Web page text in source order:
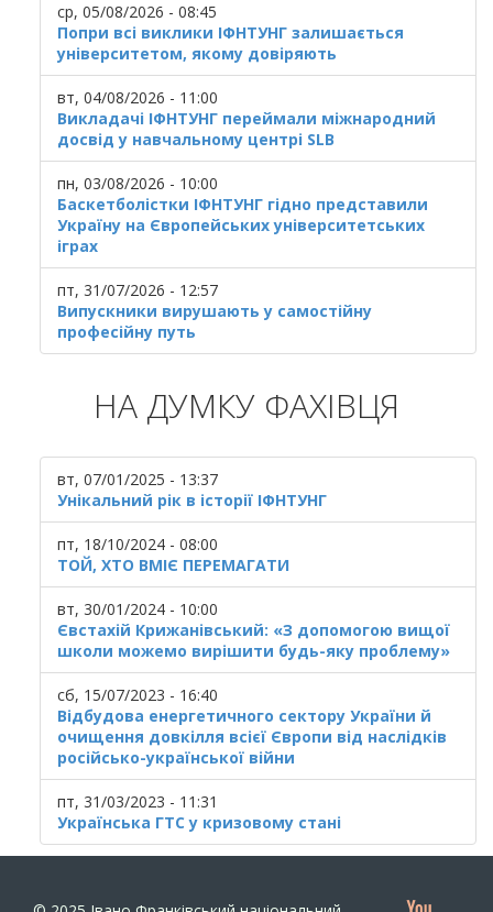
ср, 05/08/2026 - 08:45
Попри всі виклики ІФНТУНГ залишається
університетом, якому довіряють
вт, 04/08/2026 - 11:00
Викладачі ІФНТУНГ переймали міжнародний
досвід у навчальному центрі SLB
пн, 03/08/2026 - 10:00
Баскетболістки ІФНТУНГ гідно представили
Україну на Європейських університетських
іграх
пт, 31/07/2026 - 12:57
Випускники вирушають у самостійну
професійну путь
НА ДУМКУ ФАХІВЦЯ
вт, 07/01/2025 - 13:37
Унікальний рік в історії ІФНТУНГ
пт, 18/10/2024 - 08:00
ТОЙ, ХТО ВМІЄ ПЕРЕМАГАТИ
вт, 30/01/2024 - 10:00
Євстахій Крижанівський: «З допомогою вищої
школи можемо вирішити будь-яку проблему»
сб, 15/07/2023 - 16:40
Відбудова енергетичного сектору України й
очищення довкілля всієї Європи від наслідків
російсько-української війни
пт, 31/03/2023 - 11:31
Українська ГТС у кризовому стані